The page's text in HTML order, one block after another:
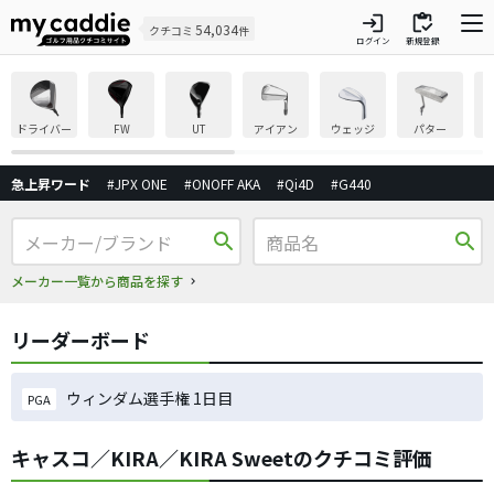
クチコミ 54,034件 login
ログイン
inventory
新規登録
ドライバー FW UT アイアン ウェッジ パター
急上昇ワード #JPX ONE #ONOFF AKA #Qi4D #G440
search
メーカー一覧から商品を探す
search
リーダーボード
PGA ウィンダム選手権 1日目
キャスコ／KIRA／KIRA Sweetのクチコミ評価